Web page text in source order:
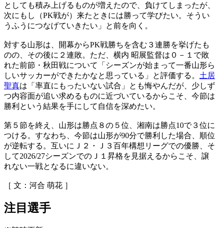
としても積み上げるものが増えたので、負けてしまったが、
次にもし（PK戦が）来たときには勝って学びたい。そうい
うふうにつなげていきたい」と前を向く。
対する山形は、開幕からPK戦勝ちを含む３連勝を挙げたも
のの、その後に２連敗。ただ、横内 昭展監督は０－１で敗
れた前節・秋田戦について「シーズンが始まって一番山形ら
しいサッカーができたかなと思っている」と評価する。 土居
聖真は「率直にもったいない試合」とも悔やんだが、少しず
つ内容面が追い求めるものに近づいているからこそ、今節は
勝利という結果を手にして自信を深めたい。
第５節を終え、山形は勝点８の５位、湘南は勝点10で３位に
つける。すなわち、今節は山形が90分で勝利した場合、順位
が逆転する。互いにＪ２・Ｊ３百年構想リーグでの優勝、そ
して2026/27シーズンでのＪ１昇格を見据えるからこそ、譲
れない一戦となるに違いない。
［ 文：河合 萌花 ］
注目選手